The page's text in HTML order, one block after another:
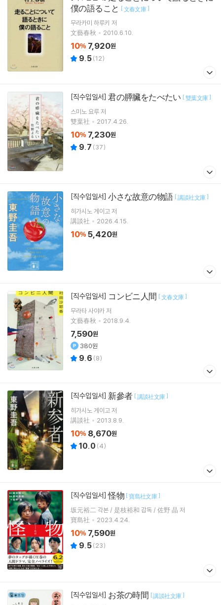
僕の語ること [文春文庫]
무라카미 하루키 저
文藝春秋
2010.6.10.
10% 7,920원
9.5(12)
[직수입일서] 君の膵臟をたべたい [雙葉文庫]
스미노 요루저
雙葉社
2017.4.26.
10% 7,230원
9.7 (37)
[직수입일서] 小さな故意の物語 [講談社文庫]
히가시노 게이고저
講談社
2026.4.15.
10% 5,420원
[직수입일서] コンビニ人間 [文春文庫]
무라타 사야카저
文藝春秋
2018.9.4.
7,590원
380원
9.6 (8)
[직수입일서] 新參者 [講談社文庫]
히가시노 게이고저
講談社
2013.8.9.
10% 8,670원
10.0 (4)
[직수입일서] 怪物 [寶島社文庫]
坂元裕二 각본 / 是枝裕和 감독 / 佐野 晶 저
寶島社
2023.4.24.
10% 7,590원
9.5(23)
[직수입일서] お茶の時間 [講談社文庫]